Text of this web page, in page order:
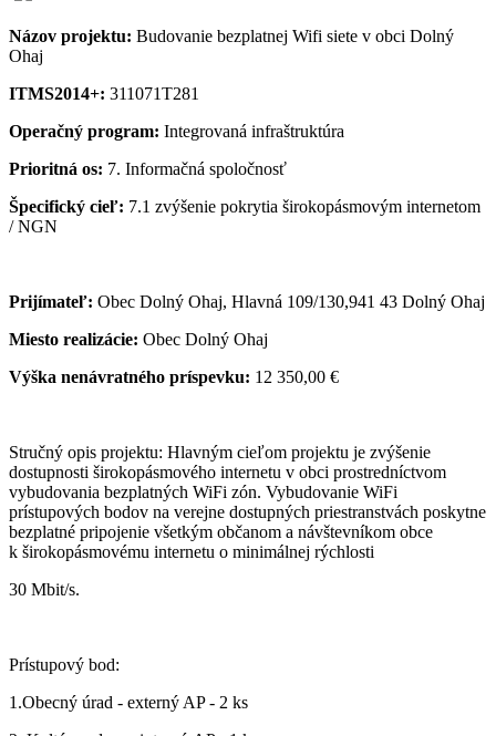
Názov projektu: Budovanie bezplatnej Wifi siete v obci Dolný
Ohaj
ITMS2014+: 311071T281
Operačný program: Integrovaná infraštruktúra
Prioritná os: 7. Informačná spoločnosť
Špecifický cieľ: 7.1 zvýšenie pokrytia širokopásmovým internetom
/ NGN
Prijímateľ: Obec Dolný Ohaj, Hlavná 109/130,941 43 Dolný Ohaj
Miesto realizácie: Obec Dolný Ohaj
Výška nenávratného príspevku: 12 350,00 €
Stručný opis projektu: Hlavným cieľom projektu je zvýšenie
dostupnosti širokopásmového internetu v obci prostredníctvom
vybudovania bezplatných WiFi zón. Vybudovanie WiFi
prístupových bodov na verejne dostupných priestranstvách poskytne
bezplatné pripojenie všetkým občanom a návštevníkom obce
k širokopásmovému internetu o minimálnej rýchlosti
30 Mbit/s.
Prístupový bod:
1.Obecný úrad - externý AP - 2 ks